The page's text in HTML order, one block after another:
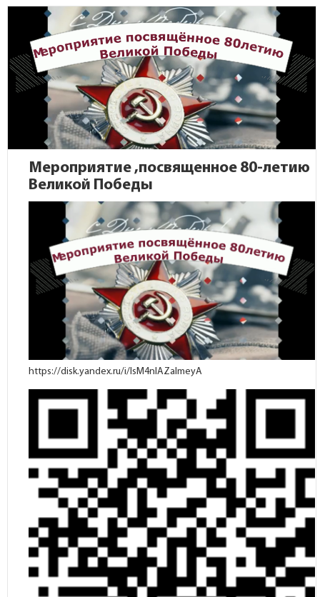
Мероприятие ,посвященное 80-летию
Великой Победы
https://disk.yandex.ru/i/lsM4nlAZaImeyA